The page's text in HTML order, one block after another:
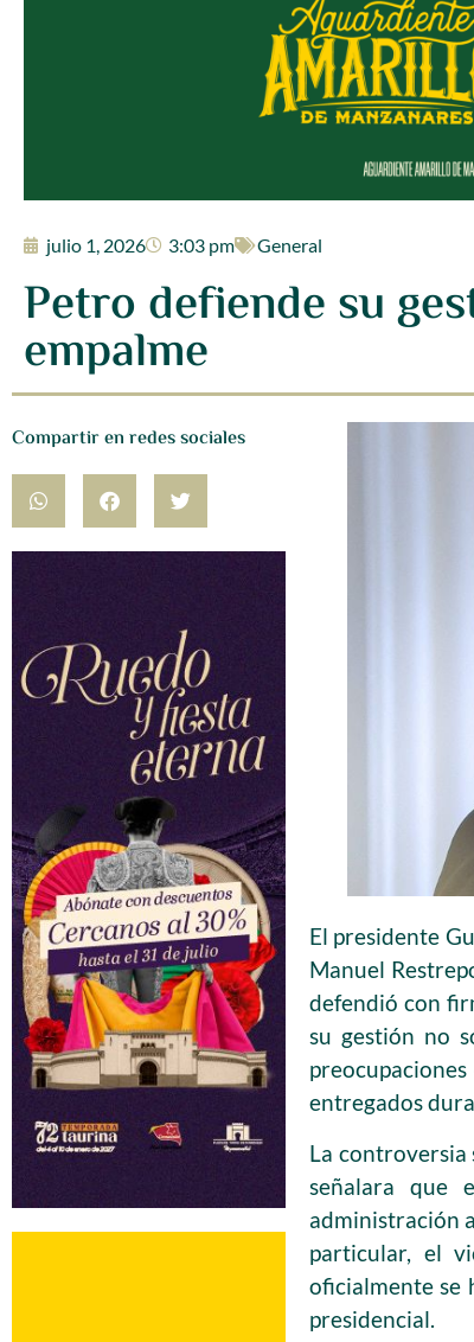
julio 1, 2026 3:03 pm General
Petro defiende su
empalme
Compartir en redes sociales
El presidente
Manuel
defendió con
su gestión no
entregados
La controversia
señalara que
administración
particular, el
oficialmente se
presidencial.